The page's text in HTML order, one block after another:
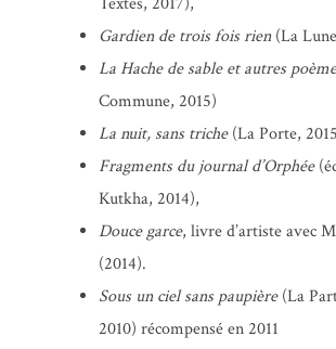
Gardien de trois fois rien (La
La Hache de sable et autres
Commune, 2015)
La nuit, sans triche(La Porte,
Fragments du journal d’Orphée
Kutkha, 2014),
Douce garce, livre d’artiste avec
(2014).
Sous un ciel sans paupière(La
2010) récompensé en 2011